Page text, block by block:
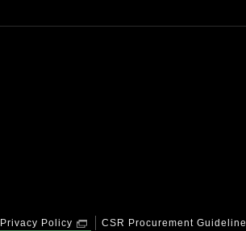
Privacy Policy CSR Procurement Guideline